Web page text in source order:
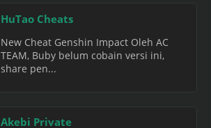
HuTao Cheats
New Cheat Genshin Impact Oleh AC
TEAM, Buby belum cobain versi ini,
share pen...
Akebi Private